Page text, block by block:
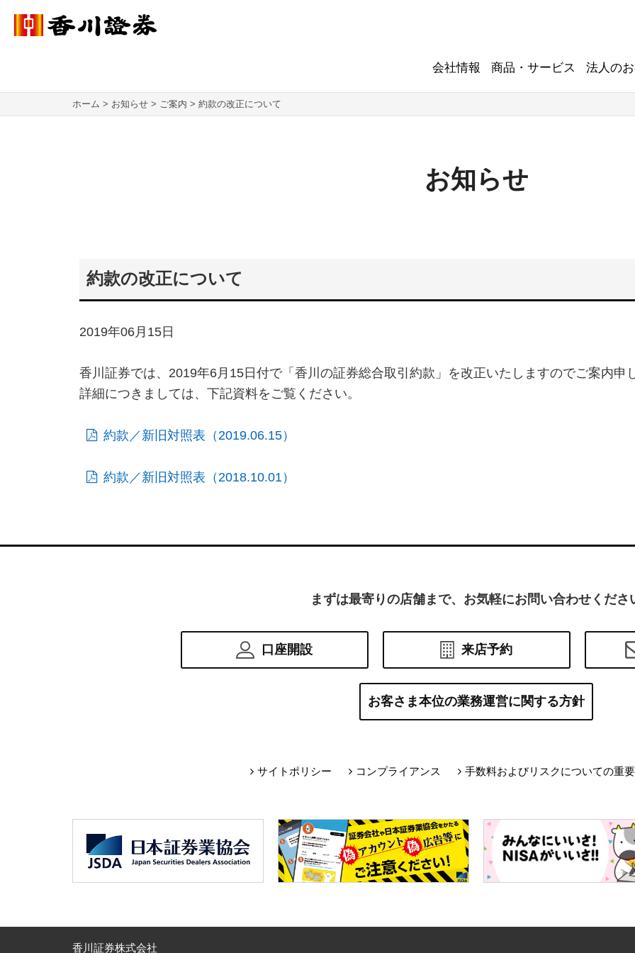
会社情報 商品・サービス 法人の
ホーム お知らせ ご案内 約款の改正について
お知らせ
約款の改正について
2019年06月15日
香川証券では、2019年6月15日付で「香川の証券総合取引約款」を改正いたしますのでご案内申
詳細につきましては、下記資料をご覧ください。
約款／新旧対照表（2019.06.15）
約款／新旧対照表（2018.10.01）
まずは最寄りの店舗まで、お気軽にお問い合わせくださ
口座開設 来店予約
お客さま本位の業務運営に関する方針
サイトポリシー コンプライアンス 手数料およびリスクについての重
香川証券株式会社